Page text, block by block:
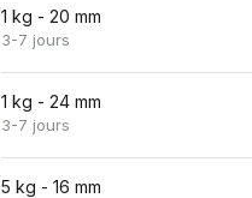
1 kg - 20 mm
3-7 jours
1 kg - 24 mm
3-7 jours
5 kg - 16 mm